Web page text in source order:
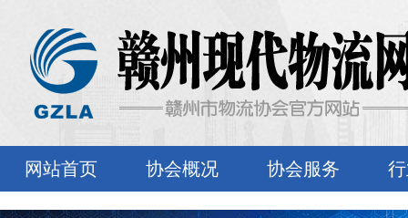
网站首页 协会概况 协会服务